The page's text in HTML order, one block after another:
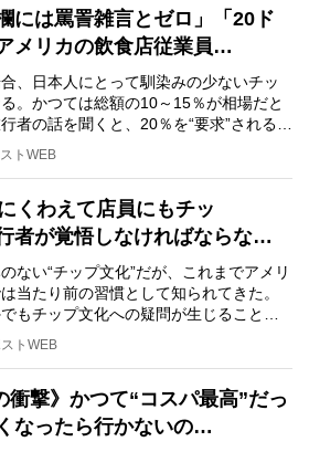
には罵詈雑言とゼロ」「20ド
メリカの飲食店従業員…
、日本人にとって馴染みの少ないチッ
。かつては総額の10～15％が相場だと
者の話を聞くと、20％を“要求”されるこ
トWEB
くわえて店員にもチッ
者が覚悟しなければならな…
ない“チップ文化”だが、これまでアメリ
当たり前の習慣として知られてきた。
もチップ文化への疑問が生じることが
トWEB
衝撃》かつて“コスパ最高”だっ
なったら行かないの…